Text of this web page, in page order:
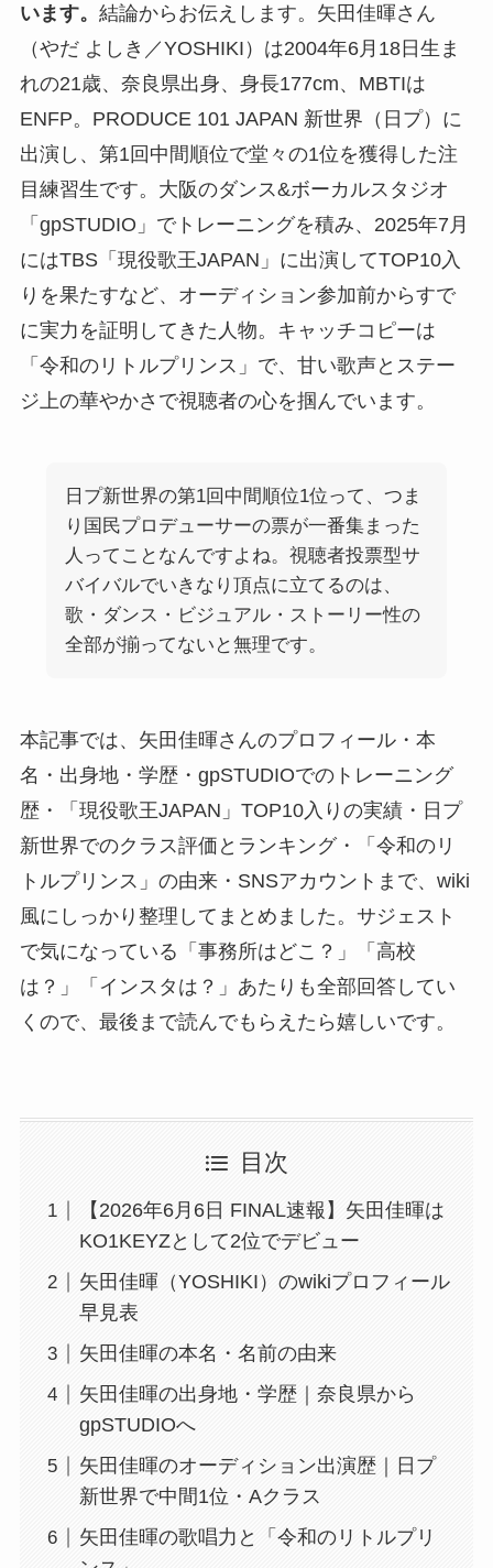
います。 結論からお伝えします。矢田佳暉さん
（やだ よしき／YOSHIKI）は2004年6月18日生ま
れの21歳、奈良県出身、身長177cm、MBTIは
ENFP。PRODUCE 101 JAPAN 新世界（日プ）に
出演し、第1回中間順位で堂々の1位を獲得した注
目練習生です。大阪のダンス&ボーカルスタジオ
「gpSTUDIO」でトレーニングを積み、2025年7月
にはTBS「現役歌王JAPAN」に出演してTOP10入
りを果たすなど、オーディション参加前からすで
に実力を証明してきた人物。キャッチコピーは
「令和のリトルプリンス」で、甘い歌声とステー
ジ上の華やかさで視聴者の心を掴んでいます。
日プ新世界の第1回中間順位1位って、つま
り国民プロデューサーの票が一番集まった
人ってことなんですよね。視聴者投票型サ
バイバルでいきなり頂点に立てるのは、
歌・ダンス・ビジュアル・ストーリー性の
全部が揃ってないと無理です。
本記事では、矢田佳暉さんのプロフィール・本
名・出身地・学歴・gpSTUDIOでのトレーニング
歴・「現役歌王JAPAN」TOP10入りの実績・日プ
新世界でのクラス評価とランキング・「令和のリ
トルプリンス」の由来・SNSアカウントまで、wiki
風にしっかり整理してまとめました。サジェスト
で気になっている「事務所はどこ？」「高校
は？」「インスタは？」あたりも全部回答してい
くので、最後まで読んでもらえたら嬉しいです。
目次
【2026年6月6日 FINAL速報】矢田佳暉は
KO1KEYZとして2位でデビュー
矢田佳暉（YOSHIKI）のwikiプロフィール
早見表
矢田佳暉の本名・名前の由来
矢田佳暉の出身地・学歴｜奈良県から
gpSTUDIOへ
矢田佳暉のオーディション出演歴｜日プ
新世界で中間1位・Aクラス
矢田佳暉の歌唱力と「令和のリトルプリ